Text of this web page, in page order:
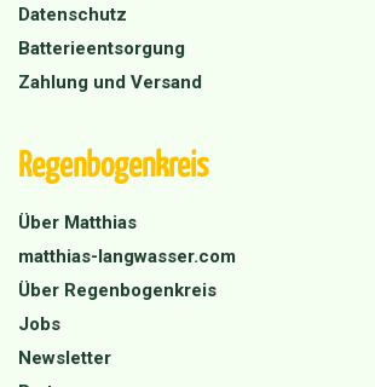
Datenschutz
Batterieentsorgung
Zahlung und Versand
Regenbogenkreis
Über Matthias
matthias-langwasser.com
Über Regenbogenkreis
Jobs
Newsletter